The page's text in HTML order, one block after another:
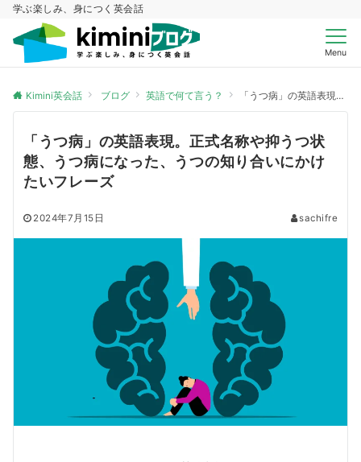
学ぶ楽しみ、身につく英会話
Menu
Kimini英会話 ブログ 英語で何て言う？ 「うつ病」の英語表現。正式名称や抑うつ状態、うつ病になった、うつの知り合いにかけたいフレーズ
「うつ病」の英語表現。正式名称や抑うつ状
態、うつ病になった、うつの知り合いにかけ
たいフレーズ
2024年7月15日 sachifre